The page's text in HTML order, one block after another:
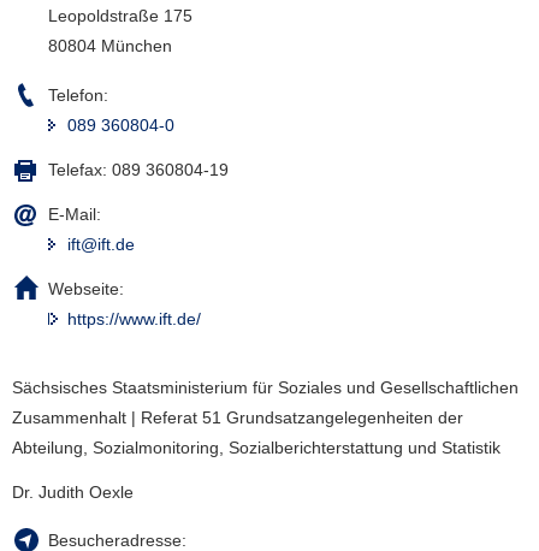
Leopoldstraße 175
80804 München
Telefon:
089 360804-0
Telefax: 089 360804-19
E-Mail:
ift@ift.de
Webseite:
https://www.ift.de/
Sächsisches Staatsministerium für Soziales und Gesellschaftlichen
Zusammenhalt | Referat 51 Grundsatzangelegenheiten der
Abteilung, Sozialmonitoring, Sozialberichterstattung und Statistik
Dr. Judith Oexle
Besucheradresse: